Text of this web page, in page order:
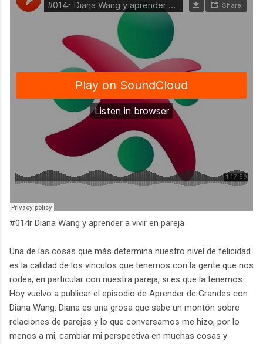
#014r Diana Wang y aprender a vivir en pareja
Una de las cosas que más determina nuestro nivel de felicidad
es la calidad de los vínculos que tenemos con la gente que nos
rodea, en particular con nuestra pareja, si es que la tenemos.
Hoy vuelvo a publicar el episodio de Aprender de Grandes con
Diana Wang. Diana es una grosa que sabe un montón sobre
relaciones de parejas y lo que conversamos me hizo, por lo
menos a mi, cambiar mi perspectiva en muchas cosas y